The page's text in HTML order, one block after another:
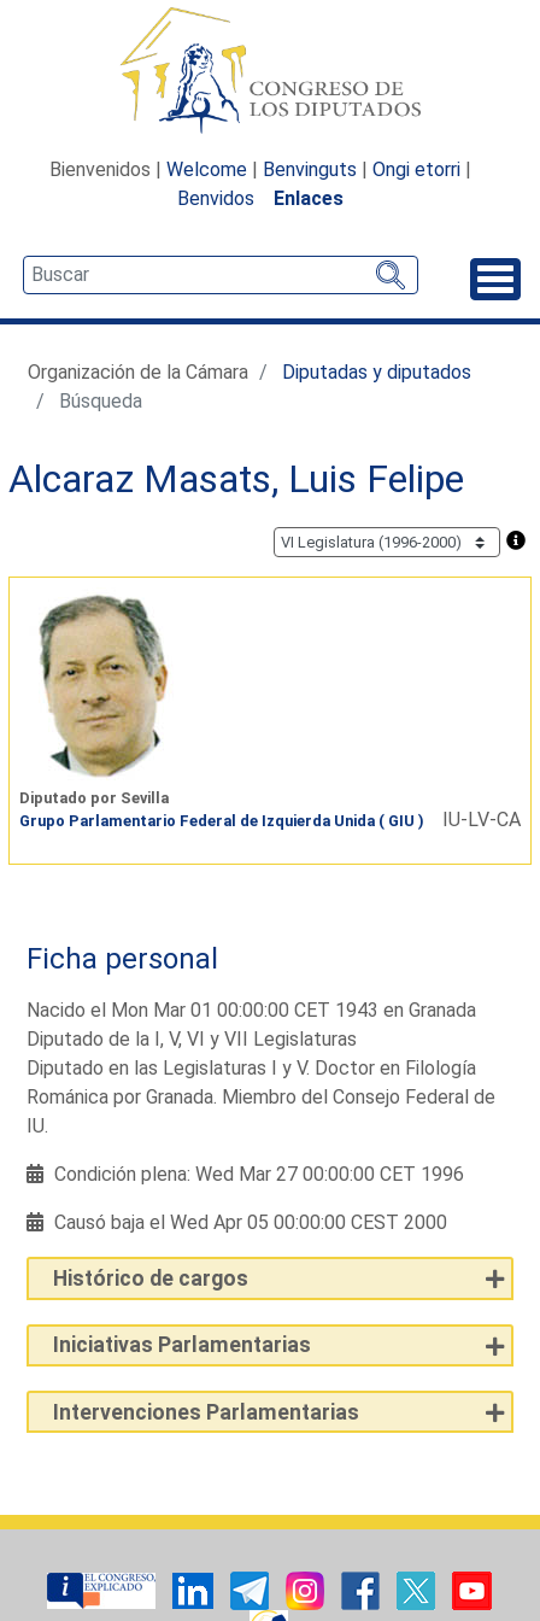
Bienvenidos | Welcome | Benvinguts | Ongi etorri |
Benvidos
Enlaces
Organización de la Cámara
Diputadas y diputados
Búsqueda
Alcaraz Masats, Luis Felipe
Diputado por Sevilla
Grupo Parlamentario Federal de Izquierda Unida ( GIU )
IU-LV-CA
Ficha personal
Nacido el Mon Mar 01 00:00:00 CET 1943 en Granada
Diputado de la I, V, VI y VII Legislaturas
Diputado en las Legislaturas I y V. Doctor en Filología
Románica por Granada. Miembro del Consejo Federal de
IU.
Condición plena: Wed Mar 27 00:00:00 CET 1996
Causó baja el Wed Apr 05 00:00:00 CEST 2000
Histórico de cargos
Iniciativas Parlamentarias
Intervenciones Parlamentarias